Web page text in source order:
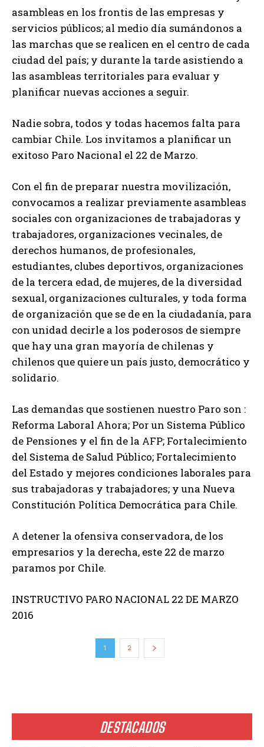
DESTACADOS
asambleas en los frontis de las empresas y
servicios públicos; al medio día sumándonos a
las marchas que se realicen en el centro de cada
ciudad del país; y durante la tarde asistiendo a
las asambleas territoriales para evaluar y
planificar nuevas acciones a seguir.
Nadie sobra, todos y todas hacemos falta para
cambiar Chile. Los invitamos a planificar un
exitoso Paro Nacional el 22 de Marzo.
Con el fin de preparar nuestra movilización,
convocamos a realizar previamente asambleas
sociales con organizaciones de trabajadoras y
trabajadores, organizaciones vecinales, de
derechos humanos, de profesionales,
estudiantes, clubes deportivos, organizaciones
de la tercera edad, de mujeres, de la diversidad
sexual, organizaciones culturales, y toda forma
de organización que se de en la ciudadanía, para
con unidad decirle a los poderosos de siempre
que hay una gran mayoría de chilenas y
chilenos que quiere un país justo, democrático y
solidario.
Las demandas que sostienen nuestro Paro son :
Reforma Laboral Ahora; Por un Sistema Público
de Pensiones y el fin de la AFP; Fortalecimiento
del Sistema de Salud Público; Fortalecimiento
del Estado y mejores condiciones laborales para
sus trabajadoras y trabajadores; y una Nueva
Constitución Política Democrática para Chile.
A detener la ofensiva conservadora, de los
empresarios y la derecha, este 22 de marzo
paramos por Chile.
INSTRUCTIVO PARO NACIONAL 22 DE MARZO
2016
1 2